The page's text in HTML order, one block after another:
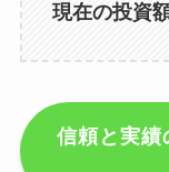
現在の投資
信頼と実績